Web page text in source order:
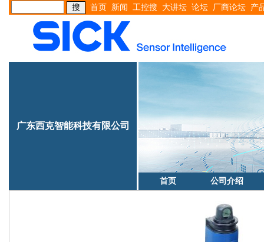
首页 新闻 工控搜 大讲坛 论坛 厂商论坛 产
广东西克智能科技有限公司
首页 公司介绍